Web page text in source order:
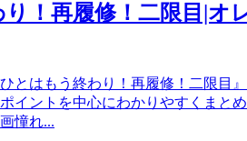
！再履修！二限目|オ
とはもう終わり！再履修！二限目』
イントを中心にわかりやすくまと
憧れ...